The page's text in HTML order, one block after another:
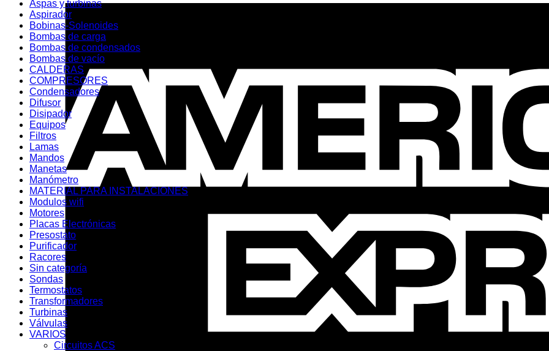
Aspas y turbinas
Aspirador
Bobinas-Solenoides
Bombas de carga
Bombas de condensados
Bombas de vacío
CALDERAS
COMPRESORES
Condensadores
Difusor
Disipador
Equipos
Filtros
Lamas
Mandos
Manetas
Manómetro
MATERIAL PARA INSTALACIONES
Modulos wifi
Motores
Placas Electrónicas
Presostato
Purificador
Racores
Sin categoría
Sondas
Termostatos
Transformadores
Turbinas
Válvulas
VARIOS
Circuitos ACS